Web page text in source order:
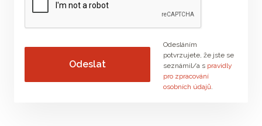
Odesláním
potvrzujete, že jste se
seznámil/a s pravidly
pro zpracování
osobních údajů.